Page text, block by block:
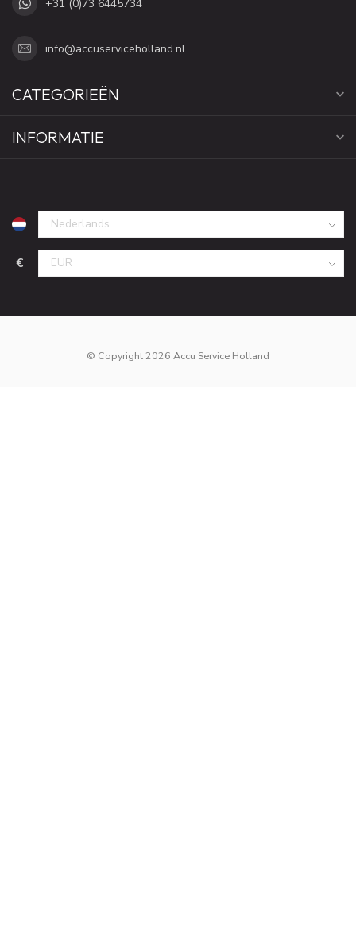
+31 (0)73 6445734
info@accuserviceholland.nl
CATEGORIEËN
INFORMATIE
€
© Copyright 2026 Accu Service Holland